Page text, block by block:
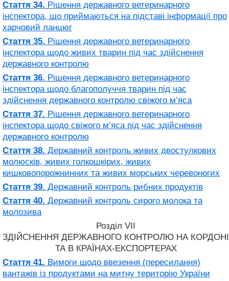
Стаття 34. Рішення державного ветеринарного
інспектора, що приймаються на підставі інформації про
харчовий ланцюг
Стаття 35. Рішення державного ветеринарного
інспектора щодо живих тварин під час здійснення
державного контролю
Стаття 36. Рішення державного ветеринарного
інспектора щодо благополуччя тварин під час
здійснення державного контролю свіжого м’яса
Стаття 37. Рішення державного ветеринарного
інспектора щодо свіжого м’яса під час здійснення
державного контролю
Стаття 38. Державний контроль живих двостулкових
молюсків, живих голкошкірих, живих
кишковопорожнинних та живих морських черевоногих
Стаття 39. Державний контроль рибних продуктів
Стаття 40. Державний контроль сирого молока та
молозива
Розділ VII
ЗДІЙСНЕННЯ ДЕРЖАВНОГО КОНТРОЛЮ НА КОРДОНІ
ТА В КРАЇНАХ-ЕКСПОРТЕРАХ
Стаття 41. Вимоги щодо ввезення (пересилання)
вантажів із продуктами на митну територію України